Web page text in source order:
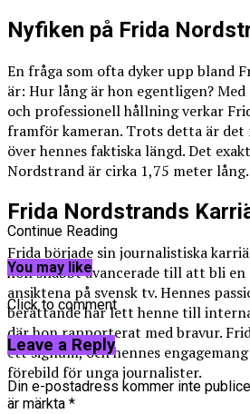
Nyfiken på Frida
En fråga som ofta dyker upp bland
är: Hur lång är hon egentligen?
och professionell hållning verkar
framför kameran. Trots detta är det
över hennes faktiska längd. Det
Nordstrand är cirka 1,75 meter lång.
Frida Nordstrands
Frida började sin journalistiska
hon snabbt avancerade till att bli en
ansiktena på svensk tv. Hennes
berättande har lett henne till
där hon rapporterat med bravur.
ett signum, och hennes
förebild för unga journalister.
Continue Reading
You may like
Click to comment
Leave a Reply
Din e-postadress kommer inte
är märkta *